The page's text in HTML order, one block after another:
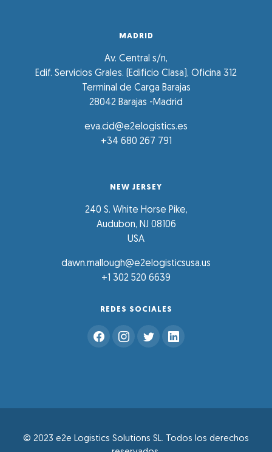
MADRID
Av. Central s/n,
Edif. Servicios Grales. (Edificio Clasa), Oficina 312
Terminal de Carga Barajas
28042 Barajas -Madrid
eva.cid@e2elogistics.es
+34 680 267 791
NEW JERSEY
240 S. White Horse Pike,
Audubon, NJ 08106
USA
dawn.mallough@e2elogisticsusa.us
+1 302 520 6639
REDES SOCIALES
© 2023 e2e Logistics Solutions SL. Todos los derechos